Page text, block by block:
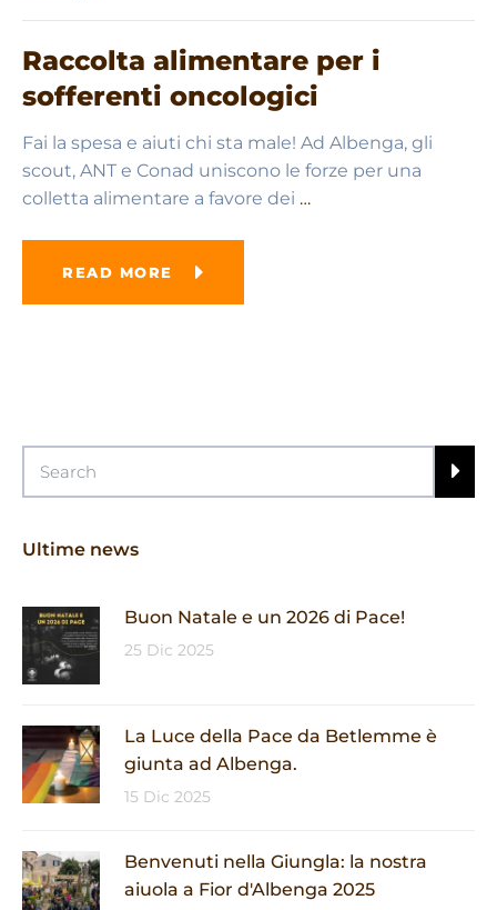
Raccolta alimentare per i
sofferenti oncologici
Fai la spesa e aiuti chi sta male! Ad Albenga, gli
scout, ANT e Conad uniscono le forze per una
colletta alimentare a favore dei …
READ MORE
Ultime news
Buon Natale e un 2026 di Pace!
25 Dic 2025
La Luce della Pace da Betlemme è
giunta ad Albenga.
15 Dic 2025
Benvenuti nella Giungla: la nostra
aiuola a Fior d'Albenga 2025